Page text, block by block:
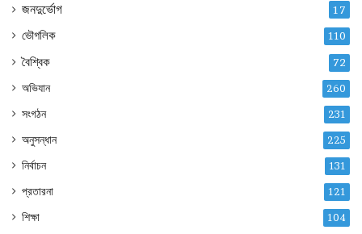
জনদুর্ভোগ 17
ভৌগলিক 110
বৈশ্বিক 72
অভিযান 260
সংগঠন 231
অনুসন্ধান 225
নির্বাচন 131
প্রতারনা 121
শিক্ষা 104